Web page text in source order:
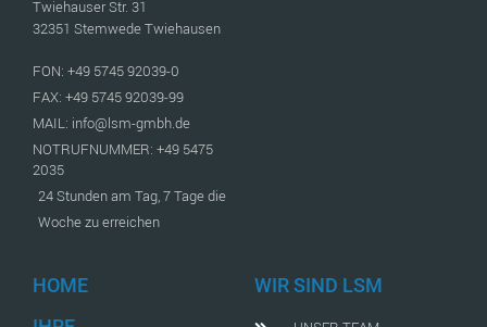
Twiehauser Str. 31
32351 Stemwede Twiehausen
FON: +49 5745 92039-0
FAX: +49 5745 92039-99
MAIL: info@lsm-gmbh.de
NOTRUFNUMMER: +49 5475
2035
24 Stunden am Tag, 7 Tage die
Woche zu erreichen
HOME
WIR SIND LSM